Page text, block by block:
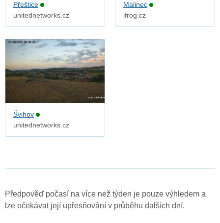
Přeštice
unitednetworks.cz
Malinec
ifrog.cz
Švihov
unitednetworks.cz
Předpověď počasí na více než týden je pouze výhledem a
lze očekávat její upřesňování v průběhu dalších dní.